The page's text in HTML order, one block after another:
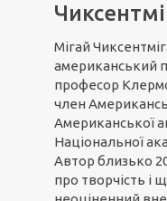
Мігай
американський
професор
член
Американської
Національної
Автор близько
про творчість і